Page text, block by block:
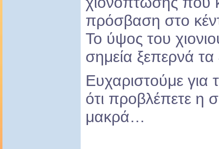
πρόσβαση στο
Το ύψος του
σημεία ξεπερνά
Ευχαριστούμε
ότι προβλέπετε η
μακρά…